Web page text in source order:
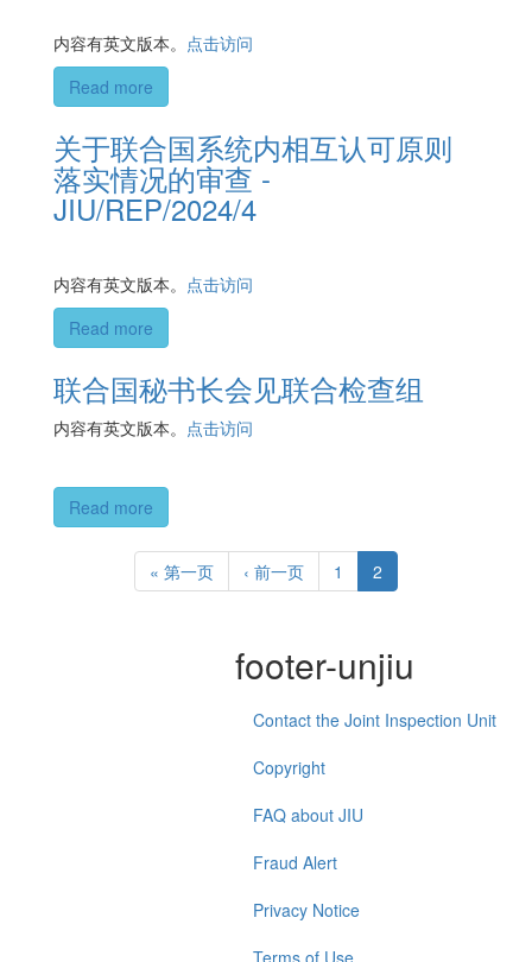
内容有英文版本。 点击访问
Read more
关于联合国系统内相互认可原则
落实情况的审查 -
JIU/REP/2024/4
内容有英文版本。 点击访问
Read more
联合国秘书长会见联合检查组
内容有英文版本。 点击访问
Read more
« 第一页 ‹ 前一页 1 2
footer-unjiu
Contact the Joint Inspection Unit
Copyright
FAQ about JIU
Fraud Alert
Privacy Notice
Terms of Use